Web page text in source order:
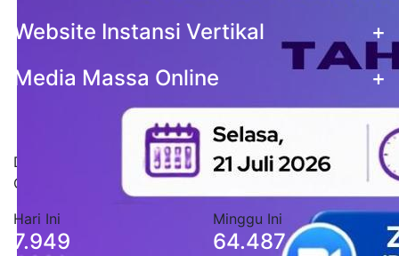
Website Instansi Vertikal
+
Media Massa Online
+
Statistik Pengunjung
Data stastistik pengunjung situs Pemerintah Kota
Cimahi
Hari Ini
7.949
Minggu Ini
64.487